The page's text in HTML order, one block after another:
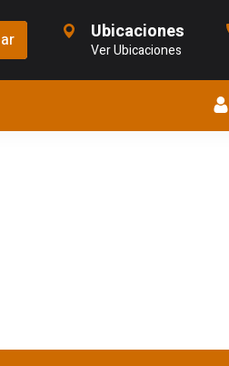
Ubicaciones
Ver Ubicaciones